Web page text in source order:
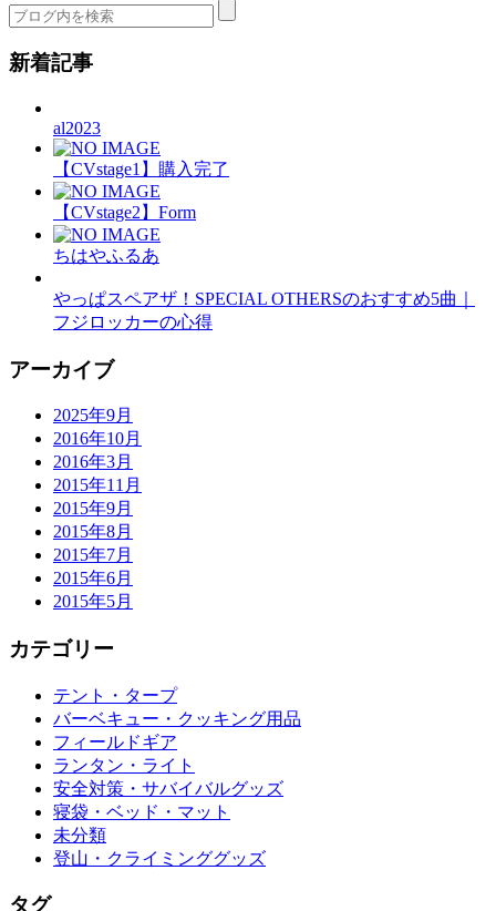
新着記事
al2023
【CVstage1】購入完了
【CVstage2】Form
ちはやふるあ
やっぱスペアザ！SPECIAL OTHERSのおすすめ5曲｜
フジロッカーの心得
アーカイブ
2025年9月
2016年10月
2016年3月
2015年11月
2015年9月
2015年8月
2015年7月
2015年6月
2015年5月
カテゴリー
テント・タープ
バーベキュー・クッキング用品
フィールドギア
ランタン・ライト
安全対策・サバイバルグッズ
寝袋・ベッド・マット
未分類
登山・クライミンググッズ
タグ